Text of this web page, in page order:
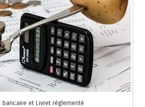
bancaire et Livret réglementé